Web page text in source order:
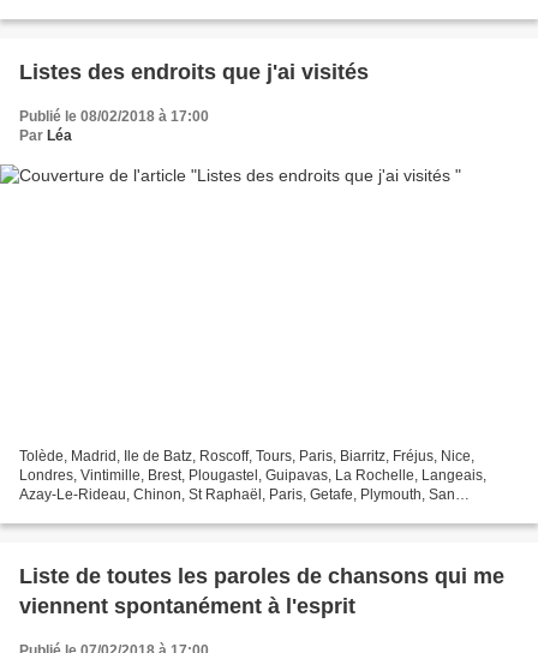
Listes des endroits que j'ai visités
Publié le 08/02/2018 à 17:00
Par Léa
Tolède, Madrid, Ile de Batz, Roscoff, Tours, Paris, Biarritz, Fréjus, Nice,
Londres, Vintimille, Brest, Plougastel, Guipavas, La Rochelle, Langeais,
Azay-Le-Rideau, Chinon, St Raphaël, Paris, Getafe, Plymouth, San
Liste de toutes les paroles de chansons qui me
viennent spontanément à l'esprit